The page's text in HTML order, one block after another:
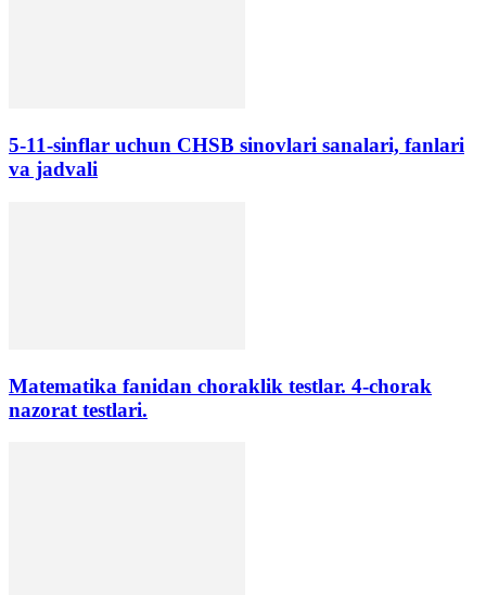
5-11-sinflar uchun CHSB sinovlari sanalari, fanlari
va jadvali
Matematika fanidan choraklik testlar. 4-chorak
nazorat testlari.